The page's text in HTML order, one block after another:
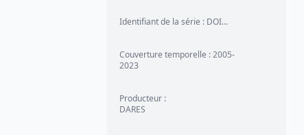
Identifiant de la série : DOI...
Couverture temporelle :2005-
2023
Producteur :
DARES